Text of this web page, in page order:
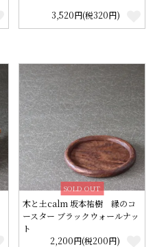
3,520円(税320円)
SOLD OUT
木と土calm 坂本祐樹 縁のコ
ースター ブラックウォールナッ
ト
2,200円(税200円)